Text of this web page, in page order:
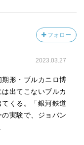
フォロー
2023.03.27
期形・ブルカニロ博
出てこないブルカ
くる。「銀河鉄道
実験で、ジョバン